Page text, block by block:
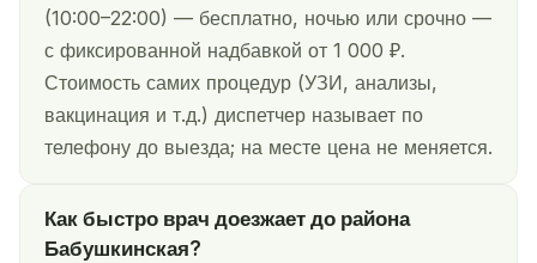
(10:00–22:00) — бесплатно, ночью или срочно —
с фиксированной надбавкой от 1 000 ₽.
Стоимость самих процедур (УЗИ, анализы,
вакцинация и т.д.) диспетчер называет по
телефону до выезда; на месте цена не меняется.
Как быстро врач доезжает до района
Бабушкинская?